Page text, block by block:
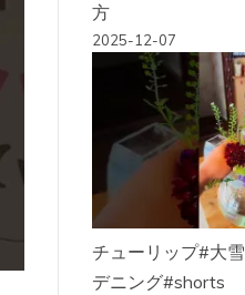
方
2025-12-07
チューリップ#大
デニング#shorts